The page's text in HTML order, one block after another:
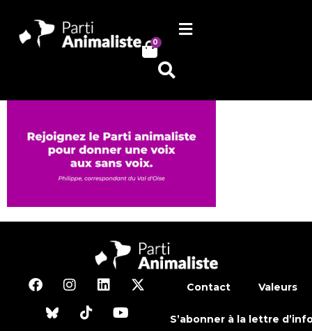
0
Contact Valeurs
S’abonner à la lettre